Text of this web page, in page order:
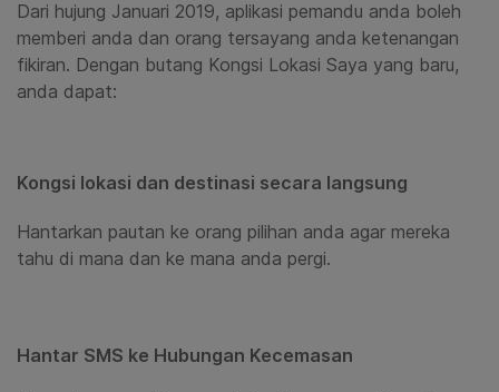
Dari hujung Januari 2019, aplikasi pemandu anda boleh
memberi anda dan orang tersayang anda ketenangan
fikiran. Dengan butang Kongsi Lokasi Saya yang baru,
anda dapat:
Kongsi lokasi dan destinasi secara langsung
Hantarkan pautan ke orang pilihan anda agar mereka
tahu di mana dan ke mana anda pergi.
Hantar SMS ke Hubungan Kecemasan